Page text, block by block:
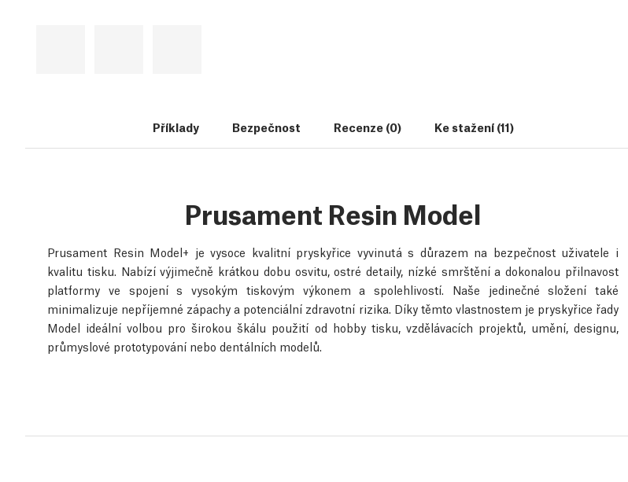
Příklady Bezpečnost Recenze (0) Ke stažení (11)
Prusament Resin Model
Prusament Resin Model+ je vysoce kvalitní pryskyřice vyvinutá s důrazem na bezpečnost uživatele i
kvalitu tisku. Nabízí výjimečně krátkou dobu osvitu, ostré detaily, nízké smrštění a dokonalou přilnavost
platformy ve spojení s vysokým tiskovým výkonem a spolehlivostí. Naše jedinečné složení také
minimalizuje nepříjemné zápachy a potenciální zdravotní rizika. Díky těmto vlastnostem je pryskyřice řady
Model ideální volbou pro širokou škálu použití od hobby tisku, vzdělávacích projektů, umění, designu,
průmyslové prototypování nebo dentálních modelů.